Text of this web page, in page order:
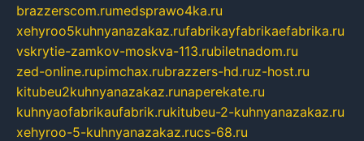
brazzerscom.rumedsprawo4ka.ru
xehyroo5kuhnyanazakaz.rufabrikayfabrikaefabrika.ru
vskrytie-zamkov-moskva-113.rubiletnadom.ru
zed-online.rupimchax.rubrazzers-hd.ruz-host.ru
kitubeu2kuhnyanazakaz.runaperekate.ru
kuhnyaofabrikaufabrik.rukitubeu-2-kuhnyanazakaz.ru
xehyroo-5-kuhnyanazakaz.rucs-68.ru